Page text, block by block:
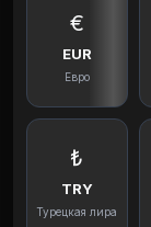
€
EUR
Евро
₺
TRY
Турецкая лира